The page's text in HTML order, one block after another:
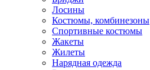
Лосины
Костюмы, комбинезоны
Спортивные костюмы
Жакеты
Жилеты
Нарядная одежда